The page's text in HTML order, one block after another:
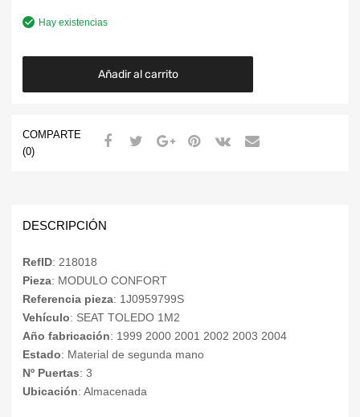
Hay existencias
Añadir al carrito
COMPARTE
(0)
DESCRIPCIÓN
RefID: 218018
Pieza: MODULO CONFORT
Referencia pieza: 1J0959799S
Vehículo: SEAT TOLEDO 1M2
Año fabricación: 1999 2000 2001 2002 2003 2004
Estado: Material de segunda mano
Nº Puertas: 3
Ubicación: Almacenada